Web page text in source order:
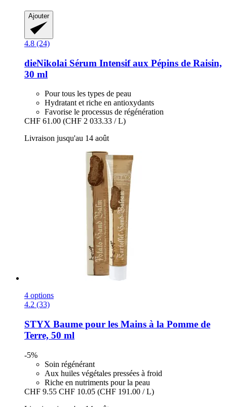
Ajouter
4.8 (24)
dieNikolai Sérum Intensif aux Pépins de Raisin,
30 ml
Pour tous les types de peau
Hydratant et riche en antioxydants
Favorise le processus de régénération
CHF 61.00 (CHF 2 033.33 / L)
Livraison jusqu'au 14 août
4 options
4.2 (33)
STYX Baume pour les Mains à la Pomme de
Terre, 50 ml
-5%
Soin régénérant
Aux huiles végétales pressées à froid
Riche en nutriments pour la peau
CHF 9.55 CHF 10.05 (CHF 191.00 / L)